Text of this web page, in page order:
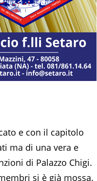
e con il capitolo
ma di una vera e
di Palazzo Chigi.
si è già mossa.